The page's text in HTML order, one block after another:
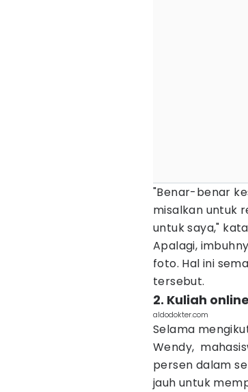
"Benar-benar
misalkan untuk
untuk saya,"
Apalagi,
foto. Hal ini
tersebut.
2. Kuliah
aldodokter.com
Selama
Wendy,
persen dalam
jauh untuk